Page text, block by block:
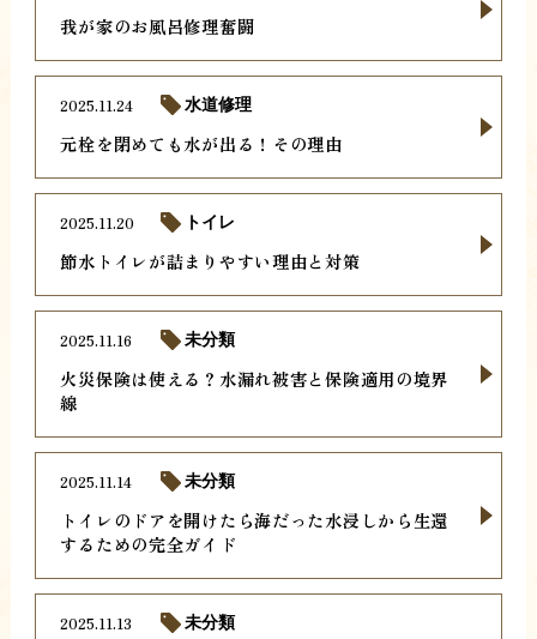
我が家のお風呂修理奮闘
元栓を閉めても水が出る！その理由
2025.11.24 水道修理
節水トイレが詰まりやすい理由と対策
2025.11.20 トイレ
火災保険は使える？水漏れ被害と保険適用の境界
線
2025.11.16 未分類
トイレのドアを開けたら海だった水浸しから生還
するための完全ガイド
2025.11.14 未分類
2025.11.13 未分類